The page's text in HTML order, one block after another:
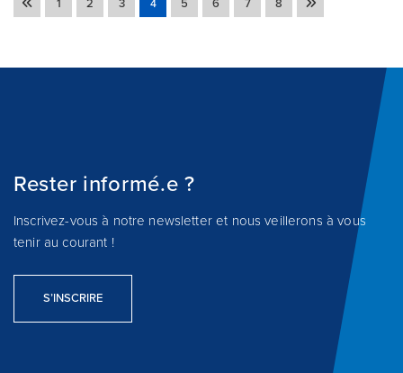
1 2 3 4 5 6 7 8
Rester informé.e ?
Inscrivez-vous à notre newsletter et nous veillerons à vous
tenir au courant !
S’INSCRIRE